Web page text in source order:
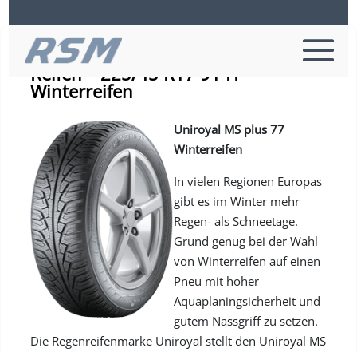
Uniroyal MS PLUS 77 FR – PKW-
Reifen – 225/45 R17 91 H –
Winterreifen
Uniroyal MS plus 77
Winterreifen
In vielen Regionen Europas
gibt es im Winter mehr
Regen- als Schneetage.
Grund genug bei der Wahl
von Winterreifen auf einen
Pneu mit hoher
Aquaplaningsicherheit und
gutem Nassgriff zu setzen.
Die Regenreifenmarke Uniroyal stellt den Uniroyal MS